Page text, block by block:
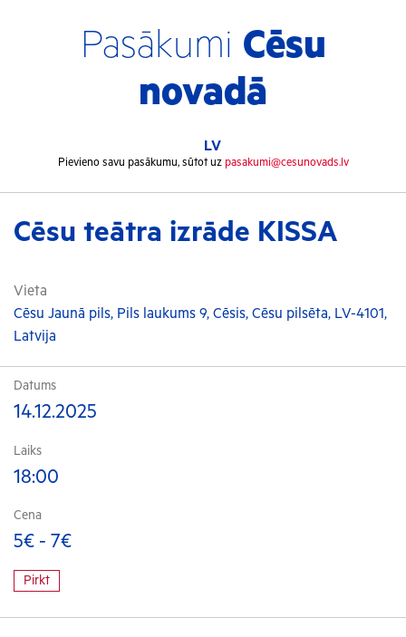
Pasākumi Cēsu
novadā
LV
Pievieno savu pasākumu, sūtot uz pasakumi@cesunovads.lv
Cēsu teātra izrāde KISSA
Vieta
Cēsu Jaunā pils, Pils laukums 9, Cēsis, Cēsu pilsēta, LV-4101,
Latvija
Datums
14.12.2025
Laiks
18:00
Cena
5€ - 7€
Pirkt